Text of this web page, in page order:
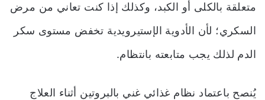
متعلقة بالكلى أو الكبد، وكذلك إذا كنت تعاني من مرض
السكري؛ لأن الأدوية الإستيرويدية تخفض مستوى سكر
الدم لذلك يجب متابعته بانتظام.
يُنصح باعتماد نظام غذائي غني بالبروتين أثناء العلاج